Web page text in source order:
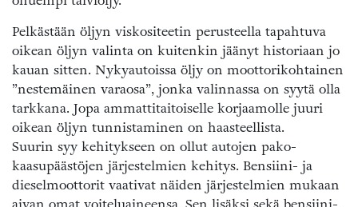
Pelkästään öljyn viskositeetin perusteella tapahtuva
oikean öljyn valinta on kuitenkin jäänyt historiaan jo
kauan sitten. Nykyautoissa öljy on moottorikohtainen
”nestemäinen varaosa”, jonka valinnassa on syytä olla
tarkkana. Jopa ammattitaitoiselle korjaamolle juuri
oikean öljyn tunnistaminen on haasteellista.
Suurin syy kehitykseen on ollut autojen pa­ko­
kaasupäästöjen jär­jes­telmien kehitys. Bensiini- ja
dieselmoottorit vaativat näiden järjestelmien mukaan